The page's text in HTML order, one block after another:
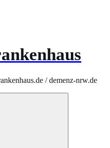
/ demenz-nrw.de